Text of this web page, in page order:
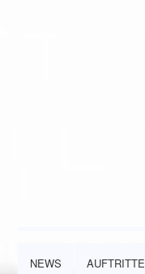
NEWS AUFTRITTE